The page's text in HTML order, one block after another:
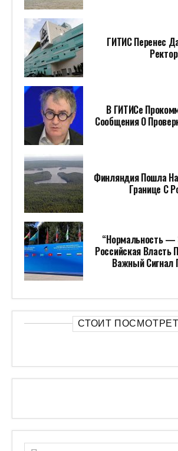
ГИТИС Перенес
В ГИТИСе
Сообщения О
Финляндия Пошла
Границе С
“Нормальность —
Российская Власть
Важный Сигнал
СТОИТ